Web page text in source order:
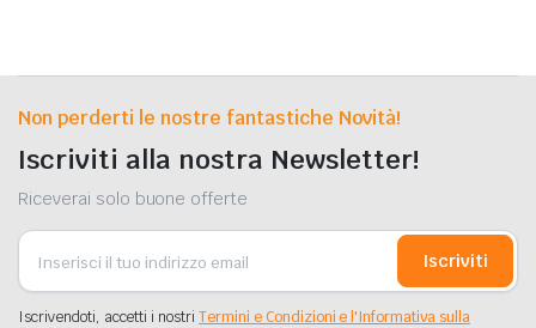
Non perderti le nostre fantastiche Novità!
Iscriviti alla nostra Newsletter!
Riceverai solo buone offerte
Iscriviti
Iscrivendoti, accetti i nostriTermini e Condizioni e l'Informativa sulla